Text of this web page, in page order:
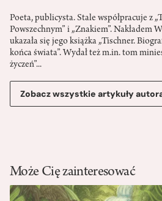
Poeta, publicysta. Stale współpracuje z
Powszechnym” i „Znakiem”. Nakładem
ukazała się jego książka „Tischner.
końca świata”. Wydał też m.in. tom
życzeń”...
Zobacz wszystkie artykuły
Może Cię zainteresować